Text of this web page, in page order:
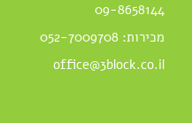
09-8658144
מכירות: 052-7009708
office@3block.co.il